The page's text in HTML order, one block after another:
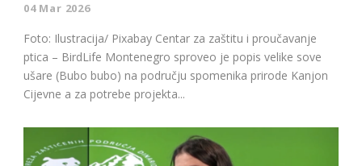
04 Mar 2026
Foto: Ilustracija/ Pixabay Centar za zaštitu i proučavanje
ptica – BirdLife Montenegro sproveo je popis velike sove
ušare (Bubo bubo) na području spomenika prirode Kanjon
Cijevne a za potrebe projekta...